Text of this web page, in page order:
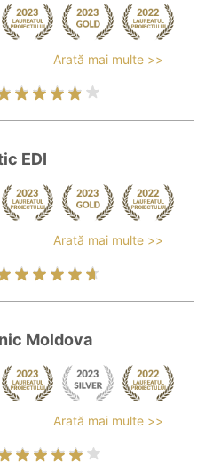
Arată mai multe >>
EDI
Arată mai multe >>
Moldova
Arată mai multe >>